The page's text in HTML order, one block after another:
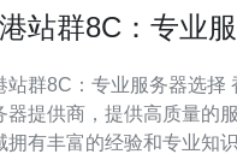
站群8C：专业
8C：专业服务器选择 香港站群8C是一家专业的
器提供商，提供高质量的
拥有丰富的经验和专业知